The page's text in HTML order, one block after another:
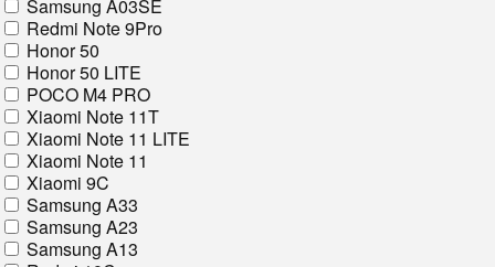
Samsung A03SE
Redmi Note 9Pro
Honor 50
Honor 50 LITE
POCO M4 PRO
Xiaomi Note 11T
Xiaomi Note 11 LITE
Xiaomi Note 11
Xiaomi 9C
Samsung A33
Samsung A23
Samsung A13